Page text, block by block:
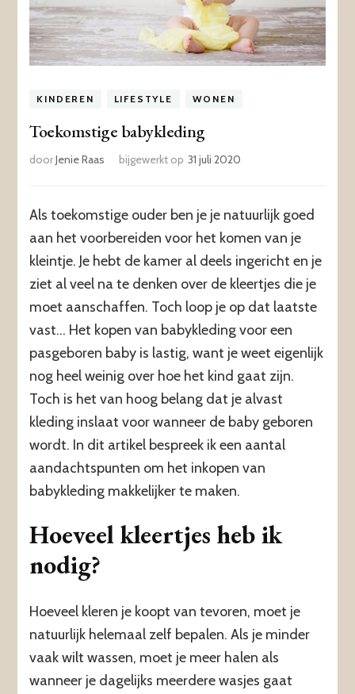
KINDEREN LIFESTYLE WONEN
Toekomstige babykleding
doorJenie Raas bijgewerkt op 31 juli 2020
Als toekomstige ouder ben je je natuurlijk goed
aan het voorbereiden voor het komen van je
kleintje. Je hebt de kamer al deels ingericht en je
ziet al veel na te denken over de kleertjes die je
moet aanschaffen. Toch loop je op dat laatste
vast… Het kopen van babykleding voor een
pasgeboren baby is lastig, want je weet eigenlijk
nog heel weinig over hoe het kind gaat zijn.
Toch is het van hoog belang dat je alvast
kleding inslaat voor wanneer de baby geboren
wordt. In dit artikel bespreek ik een aantal
aandachtspunten om het inkopen van
babykleding makkelijker te maken.
Hoeveel kleertjes heb ik
nodig?
Hoeveel kleren je koopt van tevoren, moet je
natuurlijk helemaal zelf bepalen. Als je minder
vaak wilt wassen, moet je meer halen als
wanneer je dagelijks meerdere wasjes gaat